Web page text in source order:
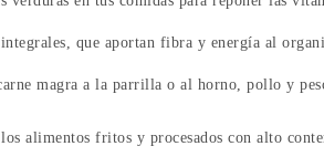
que aportan fibra y energía al
magra a la parrilla o al horno, pollo y
alimentos fritos y procesados ​​con alto